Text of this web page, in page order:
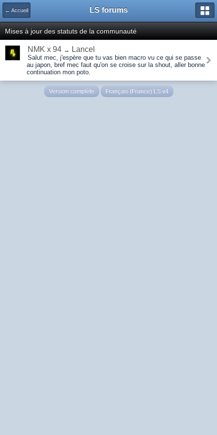
← Accueil LS forums
Mises à jour des statuts de la communauté
NMK x 94 → Lancel
Salut mec, j'espère que tu vas bien macro vu ce qui se passe
au japon, bref mec faut qu'on se croise sur la shout, aller bonne
continuation mon poto.
Version complète Français (France) LS v4